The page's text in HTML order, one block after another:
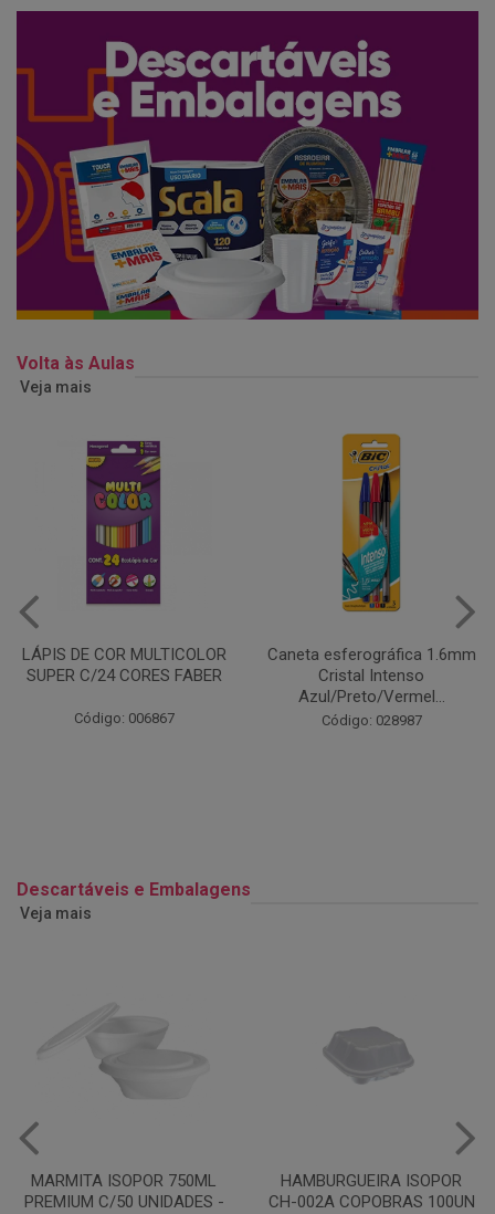
Volta às Aulas
Veja mais
Caneta esferográfica 1.6mm
Cristal Intenso
Código: 028987
COLA EM BASTÃO 40G - LEO
& LEO
Código: 028164
Descartáveis e Embalagens
Veja mais
HAMBURGUEIRA ISOPOR
CH-002A COPOBRAS 100UN
CAIXA PARDA PIZZA N30
OITAVADA BALUARTE C/10